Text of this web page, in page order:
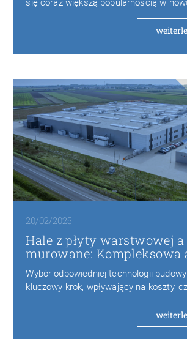
20/02/2025
Hale z płyty warstwowej a
murowane: Kompleksowa
Wybór odpowiedniej technologii
kluczowy krok, wpływający na koszty,